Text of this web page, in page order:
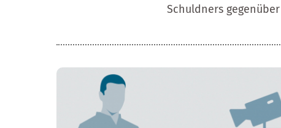
Schuldners